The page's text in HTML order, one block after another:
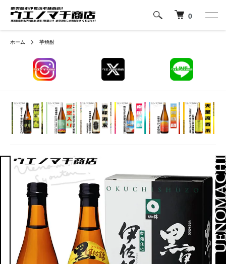
0
ホーム 芋焼酎